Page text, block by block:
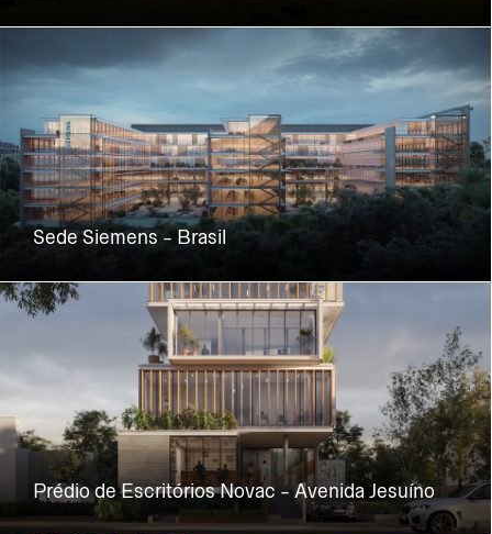
Sede Siemens - Brasil
Prédio de Escritórios Novac - Avenida Jesuíno